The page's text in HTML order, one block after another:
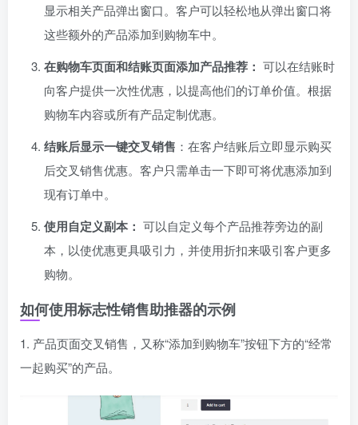
显示相关产品弹出窗口。客户可以轻松地从弹出窗口将
这些额外的产品添加到购物车中。
在购物车页面和结账页面添加产品推荐： 可以在结账时
向客户提供一次性优惠，以提高他们的订单价值。根据
购物车内容或所有产品定制优惠。
结账后显示一键交叉销售 ：在客户结账后立即显示购买
后交叉销售优惠。客户只需单击一下即可将优惠添加到
现有订单中。
使用自定义副本： 可以自定义每个产品推荐旁边的副
本，以使优惠更具吸引力，并使用折扣来吸引客户更多
购物。
如何使用标志性销售助推器的示例
1. 产品页面交叉销售，又称“添加到购物车”按钮下方的“经常
一起购买”的产品。